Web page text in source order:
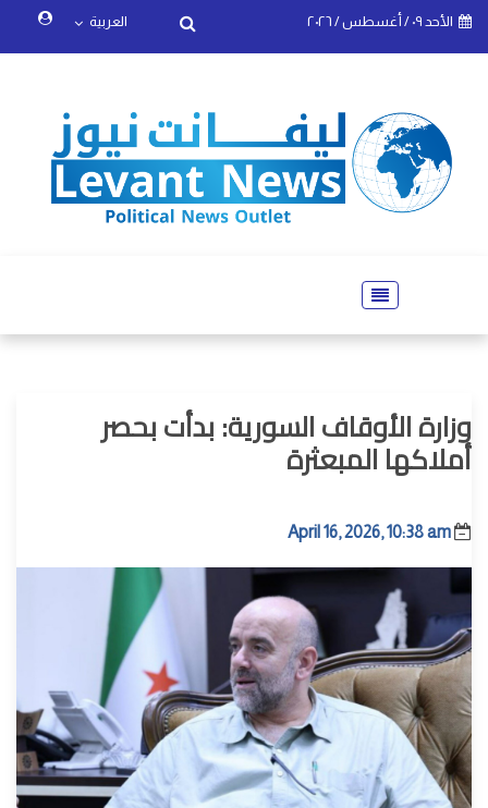
الأحد ٠٩ / أغسطس / ٢٠٢٦ العربية
وزارة الأوقاف السورية: بدأت بحصر
أملاكها المبعثرة
April 16, 2026, 10:38 am